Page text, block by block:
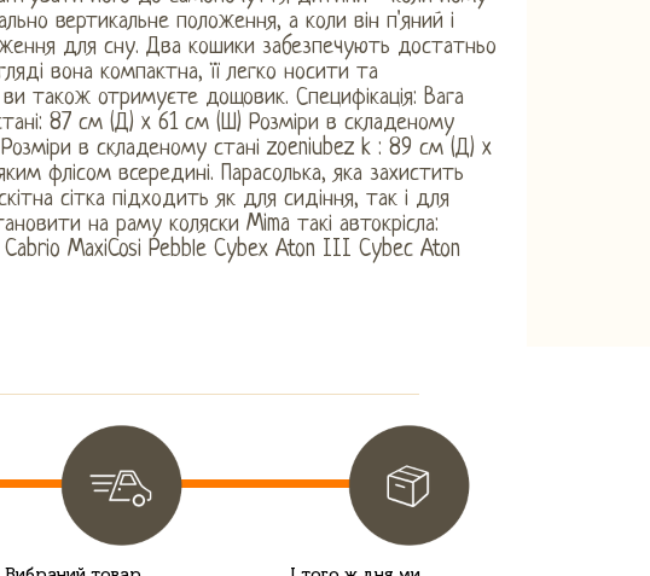
вертикальне положення, а коли він п'яний і
для сну. Два кошики забезпечують достатньо
вона компактна, її легко носити та
також отримуєте дощовик. Специфікація: Вага
87 см (Д) x 61 см (Ш) Розміри в складеному
в складеному стані zoeniubez k : 89 см (Д) x
флісом всередині. Парасолька, яка захистить
сітка підходить як для сидіння, так і для
на раму коляски Mima такі автокрісла:
MaxiCosi Pebble Cybex Aton III Cybec Aton